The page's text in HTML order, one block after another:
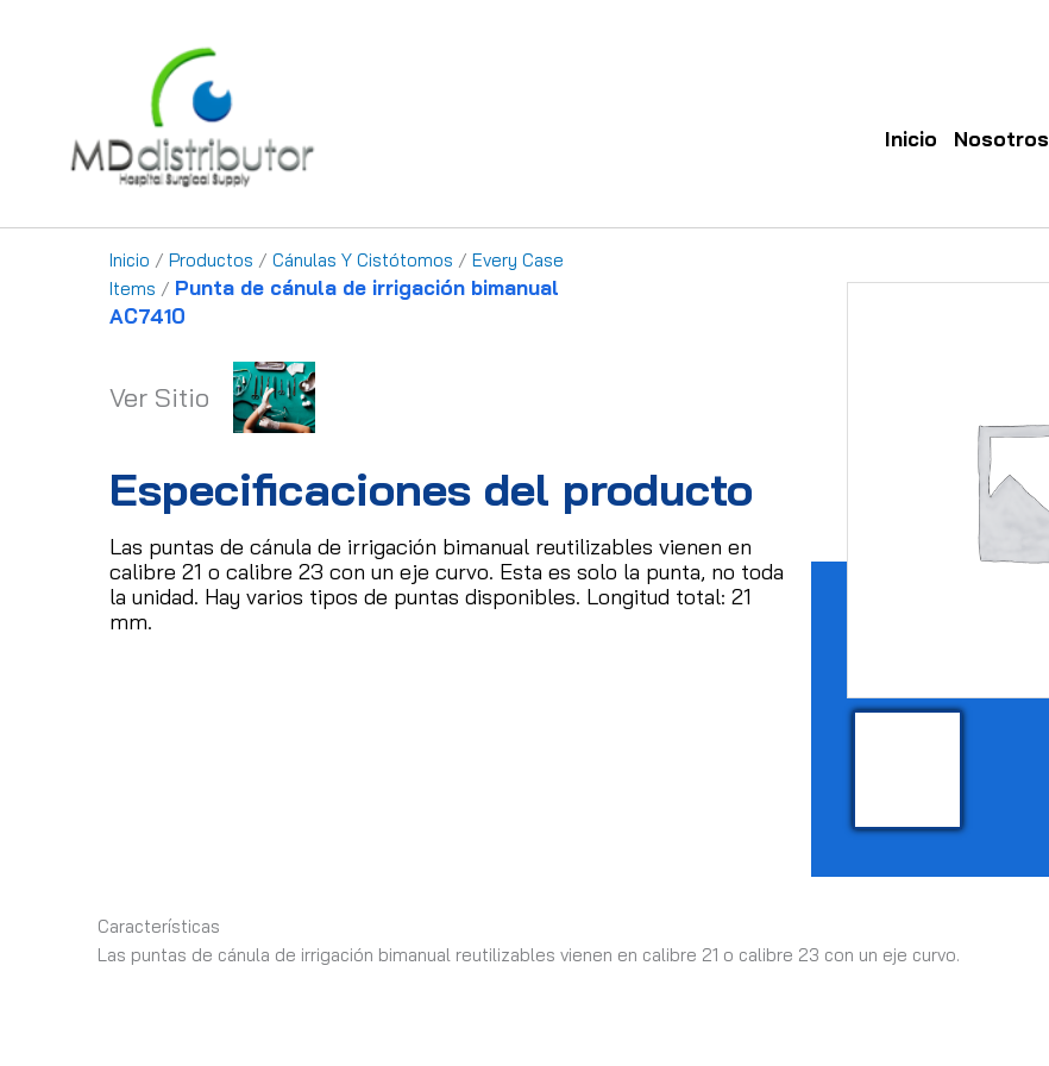
Inicio Nosotros
Inicio / Productos / Cánulas Y Cistótomos / Every Case
Items / Punta de cánula de irrigación bimanual
AC7410
Ver Sitio
Especificaciones del producto
Las puntas de cánula de irrigación bimanual reutilizables vienen en
calibre 21 o calibre 23 con un eje curvo. Esta es solo la punta, no toda
la unidad. Hay varios tipos de puntas disponibles. Longitud total: 21
mm.
Características
Las puntas de cánula de irrigación bimanual reutilizables vienen en calibre 21 o calibre 23 con un eje curvo.